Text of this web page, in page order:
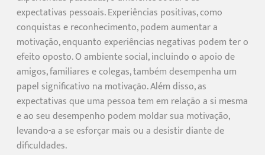
expectativas pessoais. Experiências positivas, como
conquistas e reconhecimento, podem aumentar a
motivação, enquanto experiências negativas podem ter o
efeito oposto. O ambiente social, incluindo o apoio de
amigos, familiares e colegas, também desempenha um
papel significativo na motivação. Além disso, as
expectativas que uma pessoa tem em relação a si mesma
e ao seu desempenho podem moldar sua motivação,
levando-a a se esforçar mais ou a desistir diante de
dificuldades.